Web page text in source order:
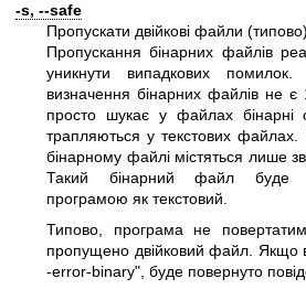
-s, --safe
Пропускати двійкові файли
Пропускання бінарних файлів
уникнути випадкових
визначення бінарних файлів не
просто шукає у файлах бінарні
трапляються у текстових
бінарному файлі містяться лише
Такий бінарний файл буде
програмою як текстовий.
Типово, програма не
пропущено двійковий файл. Якщо
-error-binary" , буде повернуто